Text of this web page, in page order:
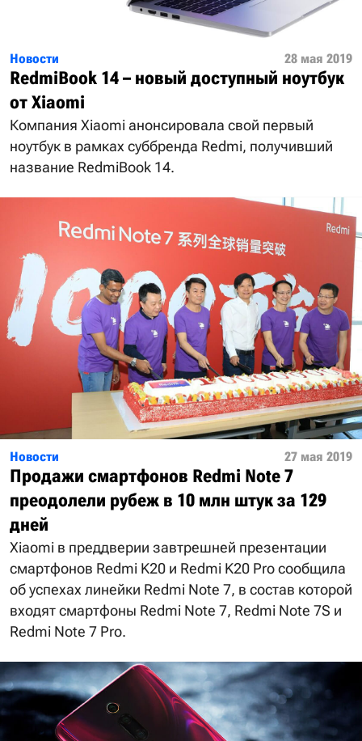
Новости 28 мая 2019
RedmiBook 14 – новый доступный ноутбук
от Xiaomi
Компания Xiaomi анонсировала свой первый
ноутбук в рамках суббренда Redmi, получивший
название RedmiBook 14.
Новости 27 мая 2019
Продажи смартфонов Redmi Note 7
преодолели рубеж в 10 млн штук за 129
дней
Xiaomi в преддверии завтрешней презентации
смартфонов Redmi K20 и Redmi K20 Pro сообщила
об успехах линейки Redmi Note 7, в состав которой
входят смартфоны Redmi Note 7, Redmi Note 7S и
Redmi Note 7 Pro.